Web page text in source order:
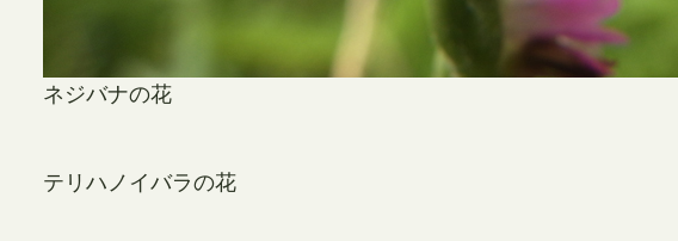
ネジバナの花
テリハノイバラの花